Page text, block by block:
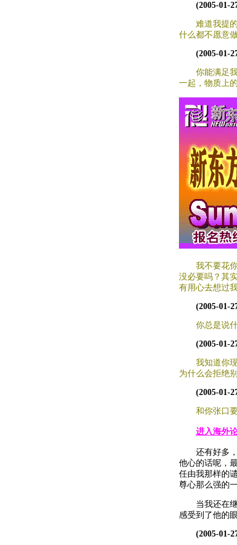
(2005-01-
难道我提
什么都不愿意
(2005-01-
你能满足
一起，物质上
我不要花
没必要吗？其
有用心去想过
(2005-01-
你总是说
(2005-01-
我知道你
为什么会拒绝
(2005-01-
和你张口
进入海外
还有好多，
他心的话呢，
任由我那样的
尊心那么强的
当我还在继
感受到了他的
(2005-01-